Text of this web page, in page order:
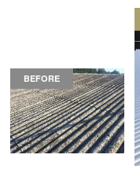
BEFORE